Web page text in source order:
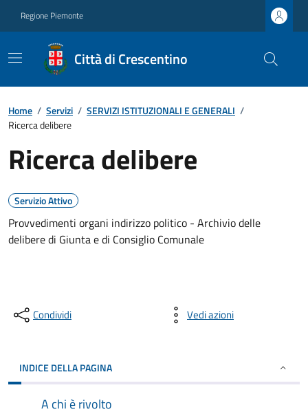
Regione Piemonte
Città di Crescentino
Home / Servizi / SERVIZI ISTITUZIONALI E GENERALI /
Ricerca delibere
Ricerca delibere
Servizio Attivo
Provvedimenti organi indirizzo politico - Archivio delle
delibere di Giunta e di Consiglio Comunale
Condividi Vedi azioni
INDICE DELLA PAGINA
A chi è rivolto